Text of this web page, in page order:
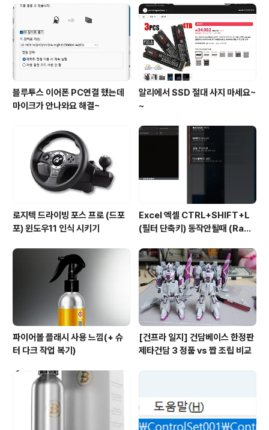
는 SSD의 비명이 지구 반대편까지 들립니다... 긴놈을 아
래 M.2 슬롯에 장착하고 기본 장착된 작은 놈을 HDD와
맞닿는 M.2 슬롯에 장착하면 되겠다 싶었는데 문제는 H
D..
블루투스 이어폰 PC연결 했는데
마이크가 안나와요 해결~
알리에서 SSD 절대 사지 마세요~
~
로지텍 드라이빙 포스 프로 (드포
포) 윈도우11 인식 시키기
Excel 엑셀 CTRL+SHIFT+L
(필터 단축키) 동작안될때 (Rade
파이어볼 플래시 사용 느낌(+ 슈
터 다크 작업 복기)
[건프라 일지] 건담베이스 한정판
제타건담 3 정품 vs 짭 조립 비교